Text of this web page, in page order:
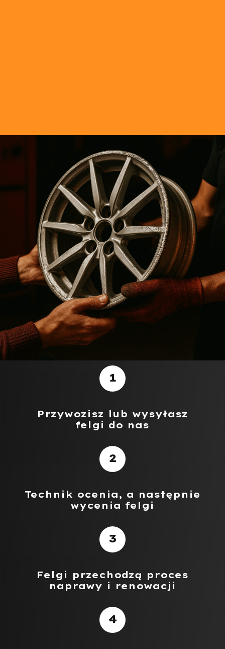
1
Przywozisz lub wysyłasz
felgi do nas​
2
Technik ocenia, a następnie
wycenia felgi​
3
Felgi przechodzą proces
naprawy i renowacji​
4